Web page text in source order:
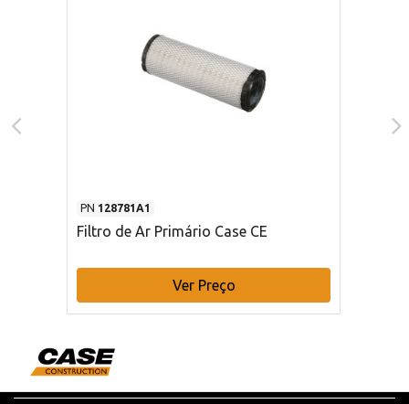
PN 128781A1
Filtro de Ar Primário Case CE
Ver Preço